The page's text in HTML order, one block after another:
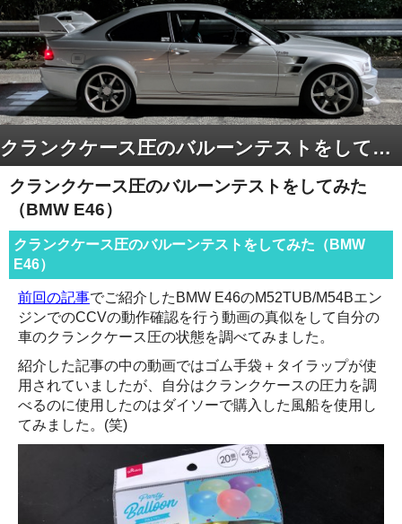
クランクケース圧のバルーンテストをしてみた（BMW E46）
クランクケース圧のバルーンテストをしてみた
（BMW E46）
クランクケース圧のバルーンテストをしてみた（BMW
E46）
前回の記事でご紹介したBMW E46のM52TUB/M54Bエン
ジンでのCCVの動作確認を行う動画の真似をして自分の
車のクランクケース圧の状態を調べてみました。
紹介した記事の中の動画ではゴム手袋＋タイラップが使
用されていましたが、自分はクランクケースの圧力を調
べるのに使用したのはダイソーで購入した風船を使用し
てみました。(笑)